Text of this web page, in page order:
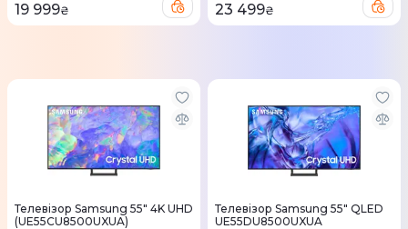
19 999₴ 23 499₴
Телевізор Samsung 55" 4K UHD
(UE55CU8500UXUA)
Телевізор Samsung 55" QLED
UE55DU8500UXUA